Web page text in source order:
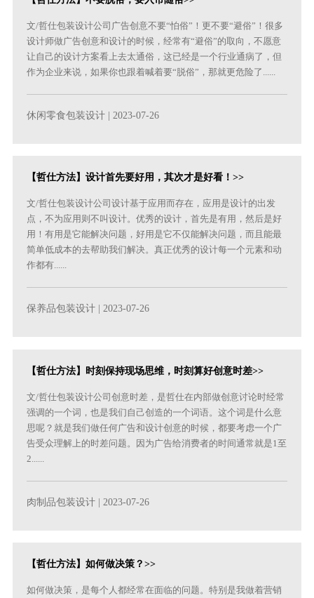
文/哲仕包装设计公司广告创意不要“怕俗”！更不要“避俗”！很多
设计师做广告创意和设计的时候，经常有“避俗”的取向，不愿意
让自己的设计方案看上去太通俗，这已经是一个行业通病了，但
作为企业来说，如果你也跟着喊着要“脱俗”，那就更危险了......
休闲零食包装设计 | 2023-07-26
【哲仕方法】设计首先要好用，其次才是好看！>>
文/哲仕包装设计公司设计基于应用而存在，应用是设计的出发
点，不为应用则不叫设计。优秀的设计，首先是有用，然后是好
用！有用是它能解决问题，好用是它不仅能解决问题，而且能最
简单低成本的去帮助我们解决。真正优秀的设计每一个元素和动
作都有......
保养品包装设计 | 2023-07-26
【哲仕方法】时刻保持现场思维，时刻算好创意时差>>
文/哲仕包装设计公司创意时差，是哲仕在内部做创意讨论时经常
强调的一个词，也是我们自己创造的一个词语。这个词是什么意
思呢？就是我们做任何广告和设计创意的时候，都要考虑一个广
告受众理解上的时差问题。因为广告给消费者的时间通常就是1至
2......
肉制品包装设计 | 2023-07-26
【哲仕方法】如何做决策？>>
如何做决策，是每个人都经常在面临的问题。特别是我做着营销